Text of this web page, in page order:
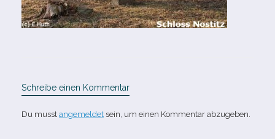
Schreibe einen Kommentar
Du musst angemeldet sein, um einen Kommentar abzugeben.